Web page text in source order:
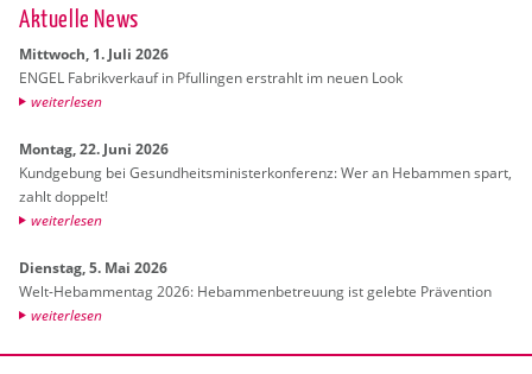
Ak­tu­el­le News
Mitt­woch, 1. Juli 2026
ENGEL Fa­brik­ver­kauf in Pful­lin­gen er­strahlt im neuen Look
wei­ter­le­sen
Mon­tag, 22. Juni 2026
Kund­ge­bung bei Ge­sund­heits­mi­nis­ter­kon­fe­renz: Wer an Heb­am­men spart,
zahlt dop­pelt!
wei­ter­le­sen
Diens­tag, 5. Mai 2026
Welt-Heb­am­men­tag 2026: Heb­am­men­be­treu­ung ist ge­leb­te Prä­ven­ti­on
wei­ter­le­sen